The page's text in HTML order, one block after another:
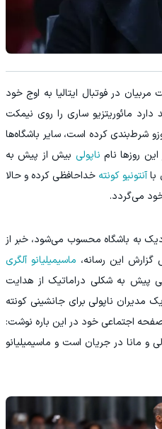
در فوتبال ایتالیا به اوج خود
مائوریتزیو ساری را روی نیمکت
شرط‌بندی کرده است، سایر باشگاه‌ها
روزها نام ناپولی بیش از پیش به
باآنتونیو کونته خداحافظی کرده و حالا
می‌گردد.
به باشگاه محسوب می‌شود، خبر از
این رسانه، ماسیمیلیانو آلگری
مدیران ناپولی برای جانشینی کونته
اجتماعی خود در این باره نوشت:
و مانا در جریان است و ماسیمیلیانو